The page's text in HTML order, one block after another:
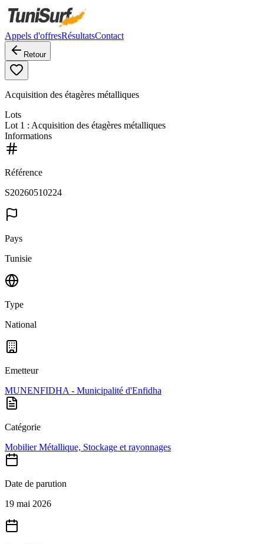
Appels d'offresRésultatsContact
Retour
Acquisition des étagères métalliques
Lots
Lot 1 : Acquisition des étagères métalliques
Informations
Référence
S20260510224
Pays
Tunisie
Type
National
Emetteur
MUNENFIDHA - Municipalité d'Enfidha
Catégorie
Mobilier Métallique, Stockage et rayonnages
Date de parution
19 mai 2026